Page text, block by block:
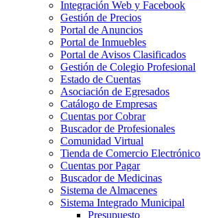
Integración Web y Facebook
Gestión de Precios
Portal de Anuncios
Portal de Inmuebles
Portal de Avisos Clasificados
Gestión de Colegio Profesional
Estado de Cuentas
Asociación de Egresados
Catálogo de Empresas
Cuentas por Cobrar
Buscador de Profesionales
Comunidad Virtual
Tienda de Comercio Electrónico
Cuentas por Pagar
Buscador de Medicinas
Sistema de Almacenes
Sistema Integrado Municipal
Presupuesto